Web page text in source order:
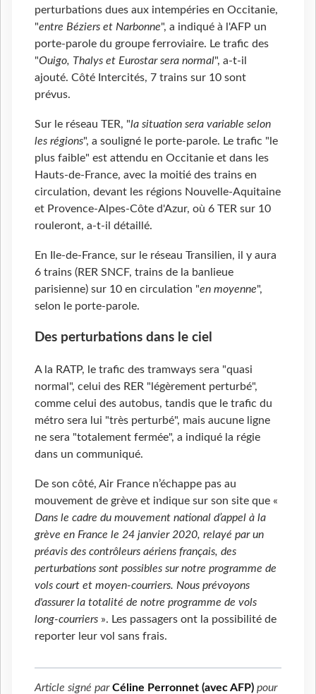
perturbations dues aux intempéries en Occitanie,
"entre Béziers et Narbonne", a indiqué à l'AFP un
porte-parole du groupe ferroviaire. Le trafic des
"Ouigo, Thalys et Eurostar sera normal", a-t-il
ajouté. Côté Intercités, 7 trains sur 10 sont
prévus.
Sur le réseau TER, "la situation sera variable selon
les régions", a souligné le porte-parole. Le trafic "le
plus faible" est attendu en Occitanie et dans les
Hauts-de-France, avec la moitié des trains en
circulation, devant les régions Nouvelle-Aquitaine
et Provence-Alpes-Côte d'Azur, où 6 TER sur 10
rouleront, a-t-il détaillé.
En Ile-de-France, sur le réseau Transilien, il y aura
6 trains (RER SNCF, trains de la banlieue
parisienne) sur 10 en circulation "en moyenne",
selon le porte-parole.
Des perturbations dans le ciel
A la RATP, le trafic des tramways sera "quasi
normal", celui des RER "légèrement perturbé",
comme celui des autobus, tandis que le trafic du
métro sera lui "très perturbé", mais aucune ligne
ne sera "totalement fermée", a indiqué la régie
dans un communiqué.
De son côté, Air France n’échappe pas au
mouvement de grève et indique sur son site que «
Dans le cadre du mouvement national d’appel à la
grève en France le 24 janvier 2020, relayé par un
préavis des contrôleurs aériens français, des
perturbations sont possibles sur notre programme de
vols court et moyen-courriers. Nous prévoyons
d'assurer la totalité de notre programme de vols
long-courriers ». Les passagers ont la possibilité de
reporter leur vol sans frais.
Article signé parCéline Perronnet (avec AFP) pour